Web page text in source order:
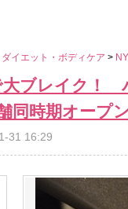
ダイエット・ボディケア >
大ブレイク！
同時期オープン
31 16:29